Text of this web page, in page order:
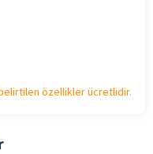
özellikler ücretlidir.